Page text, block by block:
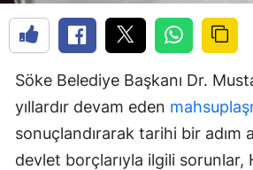
Söke Belediye Başkanı Dr.
yıllardır devam eden
sonuçlandırarak tarihi bir adım
devlet borçlarıyla ilgili sorunlar,